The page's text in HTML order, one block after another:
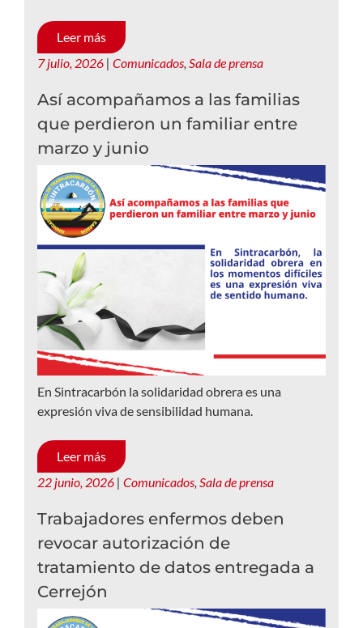
Leer más
7 julio, 2026 | Comunicados, Sala de prensa
Así acompañamos a las familias
que perdieron un familiar entre
marzo y junio
En Sintracarbón la solidaridad obrera es una
expresión viva de sensibilidad humana.
Leer más
22 junio, 2026 | Comunicados Sala de prensa
Trabajadores enfermos deben
revocar autorización de
tratamiento de datos entregada a
Cerrejón